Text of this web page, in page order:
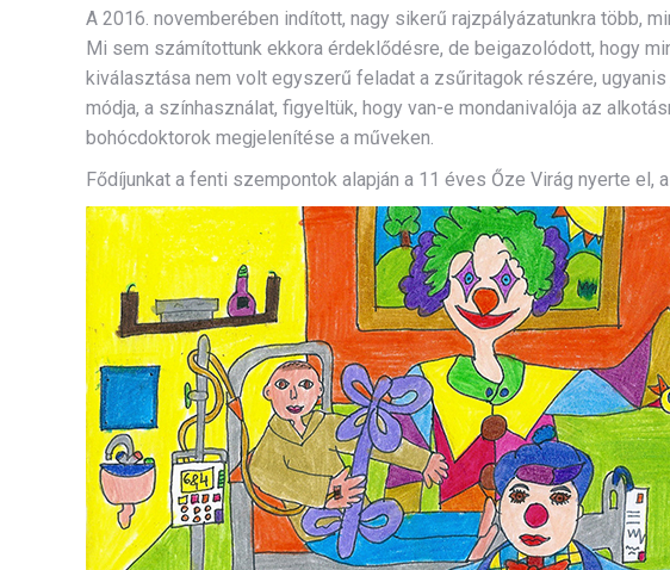
A 2016. novemberében indított, nagy sikerű rajzpályázatunkra több,
Mi sem számítottunk ekkora érdeklődésre, de beigazolódott, hogy
kiválasztása nem volt egyszerű feladat a zsűritagok részére,
módja, a színhasználat, figyeltük, hogy van-e mondanivalója az
bohócdoktorok megjelenítése a műveken.
Fődíjunkat a fenti szempontok alapján a 11 éves Őze Virág nyerte